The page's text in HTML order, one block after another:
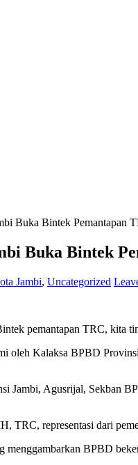
Buka Bintek Pemantapan
Buka Bintek
Jambi, Uncategorized
pemantapan TRC, kita
oleh Kalaksa BPBD
Jambi, Agusrijal, Sekban
TRC, representasi dari
BPBD